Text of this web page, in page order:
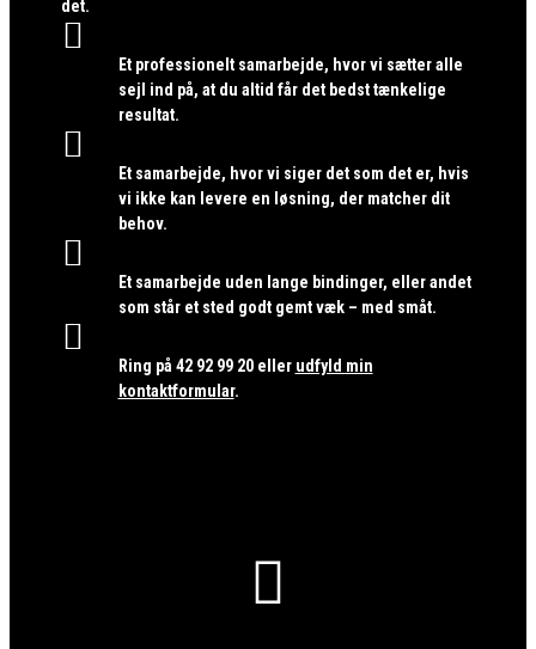
det.

Et professionelt samarbejde, hvor vi sætter alle
sejl ind på, at du altid får det bedst tænkelige
resultat.

Et samarbejde, hvor vi siger det som det er, hvis
vi ikke kan levere en løsning, der matcher dit
behov.

Et samarbejde uden lange bindinger, eller andet
som står et sted godt gemt væk – med småt.

Ring på 42 92 99 20eller udfyld min
kontaktformular.
